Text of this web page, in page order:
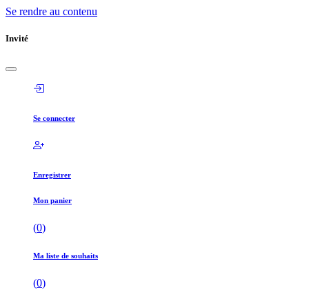
Se rendre au contenu
Invité
Se connecter
Enregistrer
Mon panier
(0)
Ma liste de souhaits
(0)